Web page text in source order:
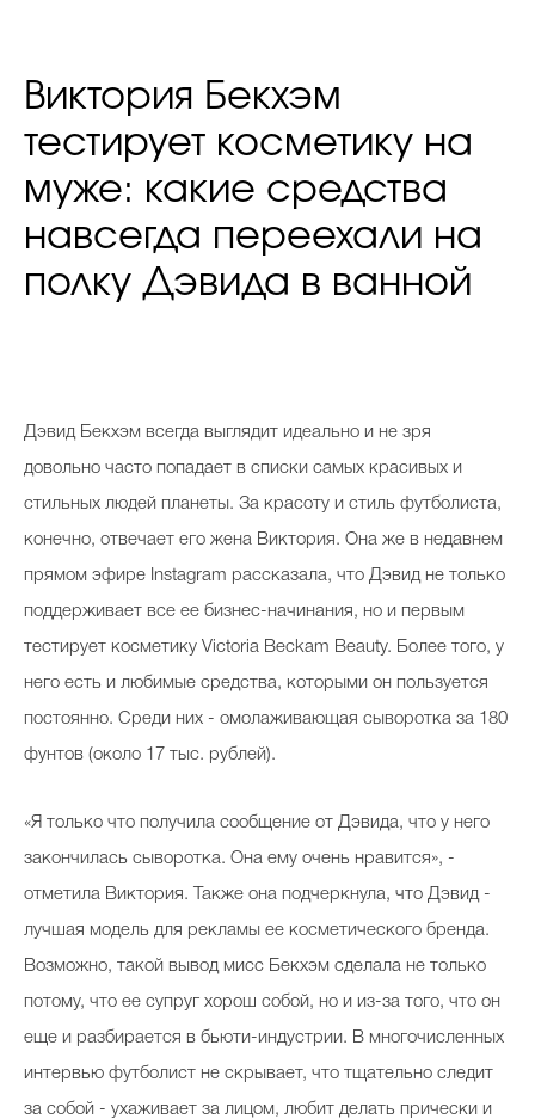
Виктория Бекхэм
тестирует косметику на
муже: какие средства
навсегда переехали на
полку Дэвида в ванной
Дэвид Бекхэм всегда выглядит идеально и не зря
довольно часто попадает в списки самых красивых и
стильных людей планеты. За красоту и стиль футболиста,
конечно, отвечает его жена Виктория. Она же в недавнем
прямом эфире Instagram рассказала, что Дэвид не только
поддерживает все ее бизнес-начинания, но и первым
тестирует косметику Victoria Beckam Beauty. Более того, у
него есть и любимые средства, которыми он пользуется
постоянно. Среди них - омолаживающая сыворотка за 180
фунтов (около 17 тыс. рублей).
«Я только что получила сообщение от Дэвида, что у него
закончилась сыворотка. Она ему очень нравится», -
отметила Виктория. Также она подчеркнула, что Дэвид -
лучшая модель для рекламы ее косметического бренда.
Возможно, такой вывод мисс Бекхэм сделала не только
потому, что ее супруг хорош собой, но и из-за того, что он
еще и разбирается в бьюти-индустрии. В многочисленных
интервью футболист не скрывает, что тщательно следит
за собой - ухаживает за лицом, любит делать прически и